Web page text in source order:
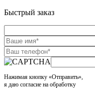
Быстрый заказ
Нажимая кнопку «Отправить»,
я даю согласие на обработку